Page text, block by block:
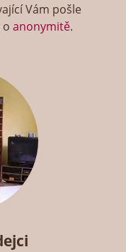
Vám pošle
oanonymitě.